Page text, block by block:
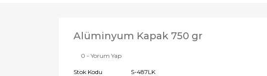
Alüminyum Kapak 750 gr
0 - Yorum Yap
Stok Kodu S-487LK